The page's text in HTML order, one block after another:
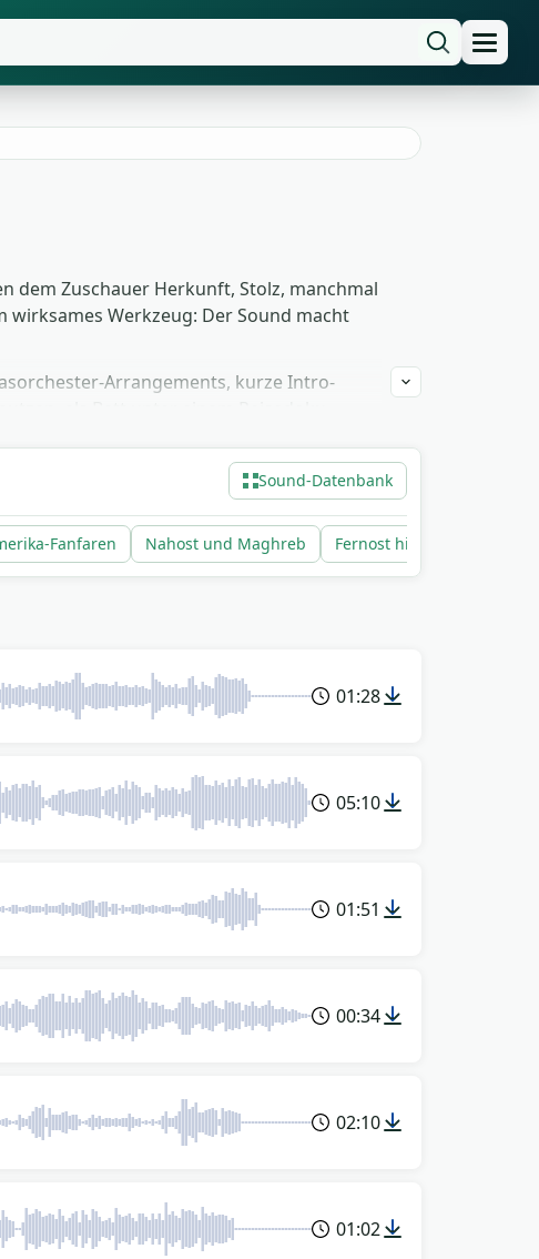
dem Zuschauer Herkunft, Stolz, manchmal
wirksames Werkzeug: Der Sound macht
Arrangements, kurze Intro-
Sound-Datenbank
Fanfaren Nahost und Maghreb Fernost hisst die Flagge
01:28
05:10
01:51
00:34
02:10
01:02